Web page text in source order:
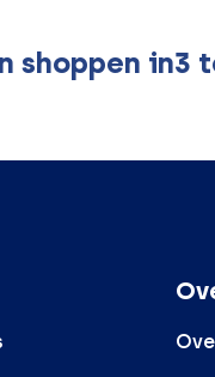
shoppen in3